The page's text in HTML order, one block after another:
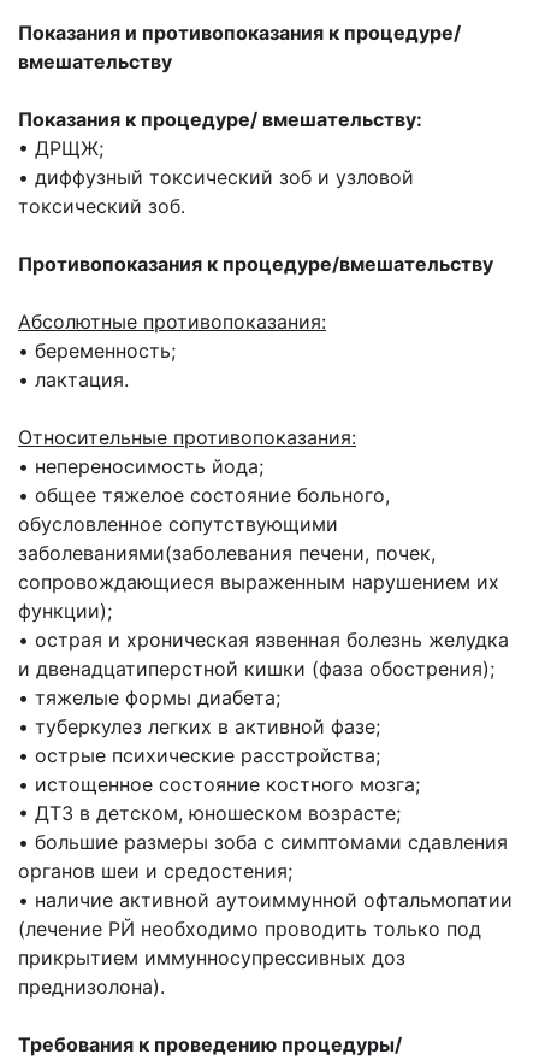
Показания и противопоказания к процедуре/
вмешательству
Показания к процедуре/ вмешательству:
• ДРЩЖ;
• диффузный токсический зоб и узловой
токсический зоб.
Противопоказания к процедуре/вмешательству
Абсолютные противопоказания:
• беременность;
• лактация.
Относительные противопоказания:
• непереносимость йода;
• общее тяжелое состояние больного,
обусловленное сопутствующими
заболеваниями(заболевания печени, почек,
сопровождающиеся выраженным нарушением их
функции);
• острая и хроническая язвенная болезнь желудка
и двенадцатиперстной кишки (фаза обострения);
• тяжелые формы диабета;
• туберкулез легких в активной фазе;
• острые психические расстройства;
• истощенное состояние костного мозга;
• ДТЗ в детском, юношеском возрасте;
• большие размеры зоба с симптомами сдавления
органов шеи и средостения;
• наличие активной аутоиммунной офтальмопатии
(лечение РЙ необходимо проводить только под
прикрытием иммунносупрессивных доз
преднизолона).
Требования к проведению процедуры/